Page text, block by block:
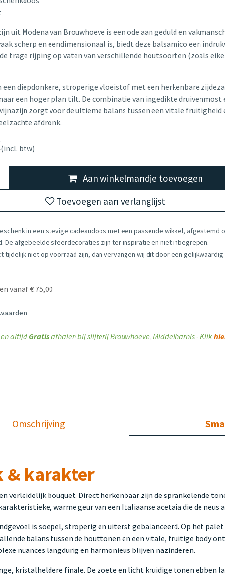
uit Modena van Brouwhoeve is een ode aan geduld en
scherp en eendimensionaal is, biedt deze balsamico een
trage rijping op vaten van verschillende houtsoorten (zoals
diepdonkere, stroperige vloeistof met een herkenbare
een hoger plan tilt. De combinatie van ingedikte druivenmost
zorgt voor de ultieme balans tussen een vitale fruitigheid
afdronk.
(incl. btw)
Aan winkelmandje toevoegen
Toevoegen aan verlanglijst
in een stevige cadeaudoos met een passende wikkel, afgestemd
De afgebeelde sfeerdecoraties zijn ter inspiratie en niet inbegrepen.
tijdelijk niet op voorraad zijn, dan vervangen wij dit door een gelijkwaardig
vanaf € 75,00
en altijd Gratisafhalen bij slijterij Brouwhoeve, Middelharnis - Klik
Omschrijving
& karakter
verleidelijk bouquet. Direct herkenbaar zijn de sprankelende
warme geur van een Italiaanse acetaia die de neus
is soepel, stroperig en uiterst gebalanceerd. Op het
balans tussen de houttonen en een vitale, fruitige body
nuances langdurig en harmonieus blijven nazinderen.
kristalheldere finale. De zoete en licht kruidige tonen ebben